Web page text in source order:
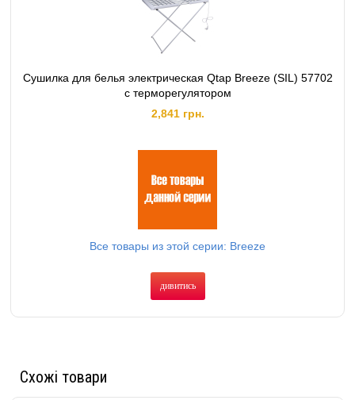
Сушилка для белья электрическая Qtap Breeze (SIL) 57702
с терморегулятором
2,841 грн.
Все товары из этой серии: Breeze
дивитись
Схожі товари